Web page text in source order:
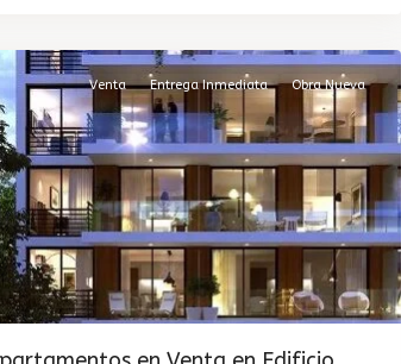
Venta Entrega Inmediata Obra Nueva